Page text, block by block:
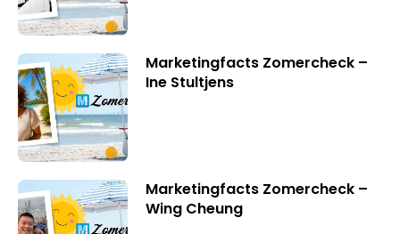
Marketingfacts Zomercheck –
Ine Stultjens
Marketingfacts Zomercheck –
Wing Cheung